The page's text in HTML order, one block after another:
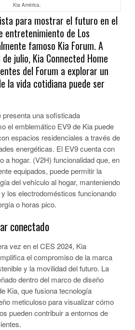
Kia América.
para mostrar el futuro en el
entretenimiento de Los
famoso Kia Forum. A
julio, Kia Connected Home
del Forum a explorar un
la vida cotidiana puede ser
una sofisticada
el emblemático EV9 de Kia puede
espacios residenciales a través de
energéticas. El EV9 cuenta con
a hogar. (V2H) funcionalidad que, en
equipados, puede permitir la
del vehículo al hogar, manteniendo
los electrodomésticos funcionando
o horas pico.
conectado
vez en el CES 2024, Kia
el compromiso de la marca
y la movilidad del futuro. La
dentro del marco de diseño
Kia, que fusiona tecnología
meticuloso para visualizar cómo
pueden contribuir a entornos de